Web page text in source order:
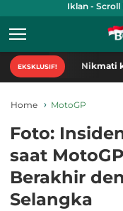
Iklan -
EKSKLUSIF!Nikmati
Home MotoGP
Foto:
saat
Berakhir
Selangka